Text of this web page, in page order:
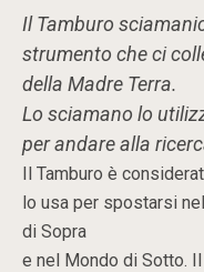
Il Tamburo
strumento che ci
della Madre Terra.
Lo sciamano lo
per andare alla
Il Tamburo è
lo usa per spostarsi
di Sopra
e nel Mondo di Sotto.